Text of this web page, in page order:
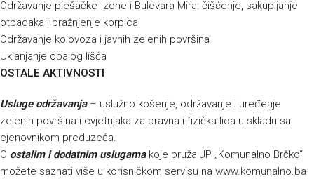
Održavanje pješačke zone i Bulevara Mira: čišćenje, sakupljanje
otpadaka i pražnjenje korpica
Održavanje kolovoza i javnih zelenih površina
Uklanjanje opalog lišća
OSTALE AKTIVNOSTI
Usluge održavanja– uslužno košenje, održavanje i uređenje
zelenih površina i cvjetnjaka za pravna i fizička lica u skladu sa
cjenovnikom preduzeća.
O ostalim i dodatnim uslugamakoje pruža JP „Komunalno Brčko“
možete saznati više u korisničkom servisu na www.komunalno.ba